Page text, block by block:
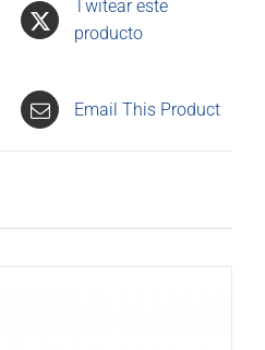
Twitear este
producto
Email This Product